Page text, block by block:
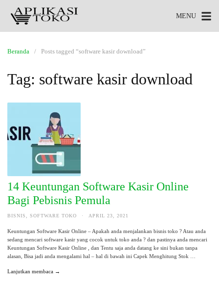
MENU
Beranda Posts tagged “software kasir download”
Tag: software kasir download
14 Keuntungan Software Kasir Online
Bagi Pebisnis Pemula
BISNIS SOFTWARE TOKO · APRIL 23, 2021
Keuntungan Software Kasir Online – Apakah anda menjalankan bisnis toko ? Atau anda
sedang mencari software kasir yang cocok untuk toko anda ? dan pastinya anda mencari
Keuntungan Software Kasir Online , dan Tentu saja anda datang ke sini bukan tanpa
alasan, Bisa jadi anda mengalami hal – hal di bawah ini Capek Menghitung Stok …
Lanjutkan membaca →